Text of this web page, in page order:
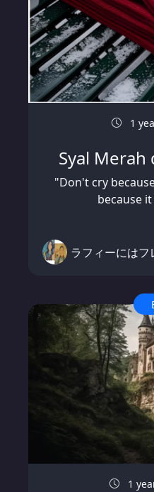
1
Syal
"Don't cry
because
ラフィーには
1